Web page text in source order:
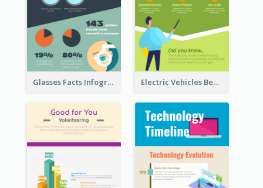
Glasses Facts Infographic Electric Vehicles Benefits Infographic